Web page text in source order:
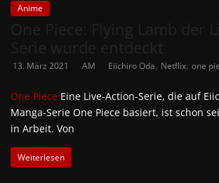
Anime
13. März 2021 AM Eiichiro Oda, Netflix, one
One Piece Eine Live-Action-Serie, die auf
Manga-Serie One Piece basiert, ist schon
in Arbeit. Von
Weiterlesen